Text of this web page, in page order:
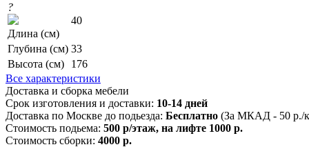
?
Длина (см)
40
Глубина (см) 33
Высота (см)
176
Все характеристики
Доставка и сборка мебели
Срок изготовления и доставки: 10-14 дней
Доставка по Москве до подьезда: Бесплатно (За МКАД - 50 р./
Стоимость подьема: 500 р/этаж, на лифте 1000 р.
Стоимость сборки: 4000 р.